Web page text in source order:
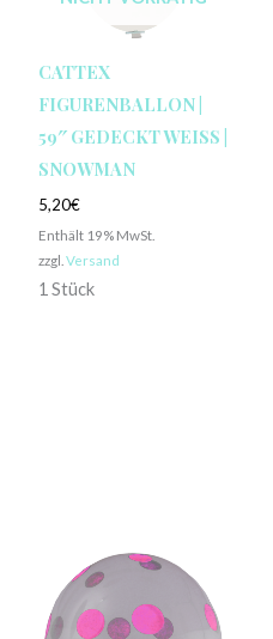
CATTEX
FIGURENBALLON |
59″ GEDECKT WEISS | S
NOWMAN
5,20€
Enthält 19% MwSt.
zzgl. Versand
1 Stück